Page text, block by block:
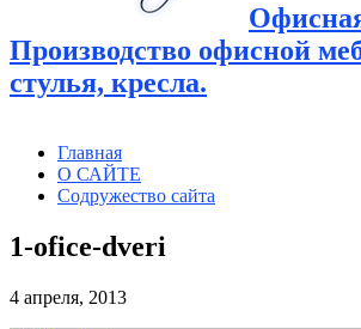
Производство офисной
стулья, кресла.
Главная
О САЙТЕ
Содружество сайта
1-ofice-dveri
4 апреля, 2013